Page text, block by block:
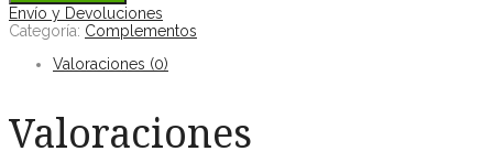
Envío y Devoluciones
Categoría: Complementos
Valoraciones (0)
Valoraciones